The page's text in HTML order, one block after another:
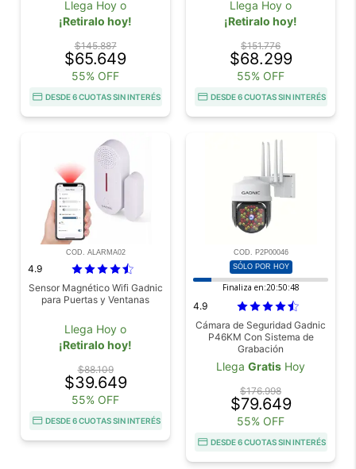
Llega Hoy o
¡Retiralo hoy!
$145.887
$65.649
55% OFF
DESDE 6 CUOTAS SIN INTERÉS
Llega Hoy o
¡Retiralo hoy!
$151.776
$68.299
55% OFF
DESDE 6 CUOTAS SIN INTERÉS
COD. ALARMA02
4.9
Sensor Magnético Wifi Gadnic
para Puertas y Ventanas
Llega Hoy o
¡Retiralo hoy!
$88.109
$39.649
55% OFF
DESDE 6 CUOTAS SIN INTERÉS
COD. P2P00046
SÓLO POR HOY
Finaliza en:20:50:46
4.9
Cámara de Seguridad Gadnic
P46KM Con Sistema de
Grabación
Llega Gratis Hoy
$176.998
$79.649
55% OFF
DESDE 6 CUOTAS SIN INTERÉS